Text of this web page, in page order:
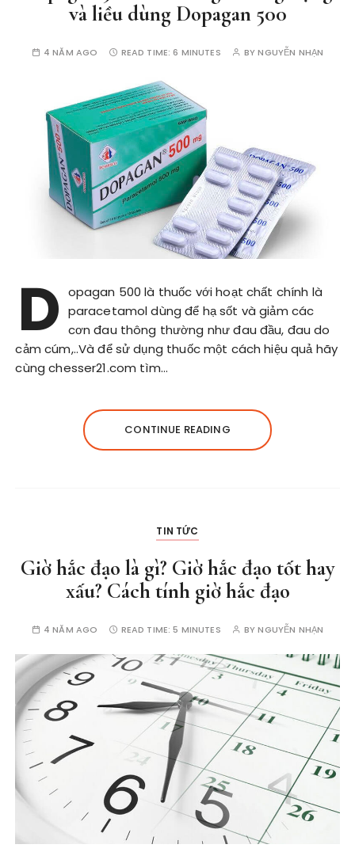
và liều dùng Dopagan 500
4 NĂM AGO READ TIME:6 MINUTES BYNGUYỄN NHẠN
D opagan 500 là thuốc với hoạt chất chính là
paracetamol dùng để hạ sốt và giảm các
cơn đau thông thường như đau đầu, đau do
cảm cúm,..Và để sử dụng thuốc một cách hiệu quả hãy
cùng chesser21.com tìm…
CONTINUE READING
TIN TỨC
Giờ hắc đạo là gì? Giờ hắc đạo tốt hay
xấu? Cách tính giờ hắc đạo
4 NĂM AGO READ TIME:5 MINUTES BYNGUYỄN NHẠN